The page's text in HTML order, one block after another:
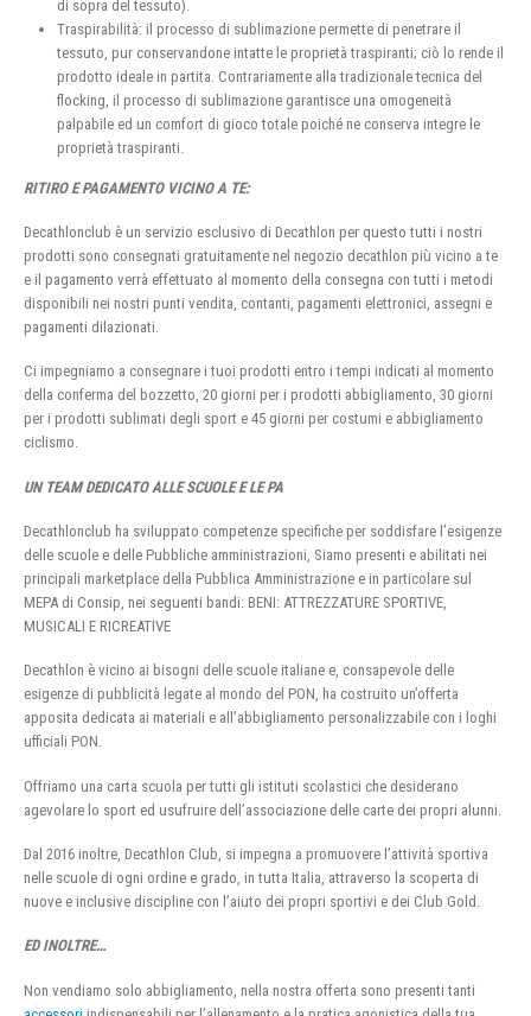
di sopra del tessuto).
Traspirabilità: il processo di sublimazione permette di penetrare il
tessuto, pur conservandone intatte le proprietà traspiranti; ciò lo rende il
prodotto ideale in partita. Contrariamente alla tradizionale tecnica del
flocking, il processo di sublimazione garantisce una omogeneità
palpabile ed un comfort di gioco totale poiché ne conserva integre le
proprietà traspiranti.
RITIRO E PAGAMENTO VICINO A TE:
Decathlonclub è un servizio esclusivo di Decathlon per questo tutti i nostri
prodotti sono consegnati gratuitamente nel negozio decathlon più vicino a te
e il pagamento verrà effettuato al momento della consegna con tutti i metodi
disponibili nei nostri punti vendita, contanti, pagamenti elettronici, assegni e
pagamenti dilazionati.
Ci impegniamo a consegnare i tuoi prodotti entro i tempi indicati al momento
della conferma del bozzetto, 20 giorni per i prodotti abbigliamento, 30 giorni
per i prodotti sublimati degli sport e 45 giorni per costumi e abbigliamento
ciclismo.
UN TEAM DEDICATO ALLE SCUOLE E LE PA
Decathlonclub ha sviluppato competenze specifiche per soddisfare l’esigenze
delle scuole e delle Pubbliche amministrazioni, Siamo presenti e abilitati nei
principali marketplace della Pubblica Amministrazione e in particolare sul
MEPA di Consip, nei seguenti bandi: BENI: ATTREZZATURE SPORTIVE,
MUSICALI E RICREATIVE
Decathlon è vicino ai bisogni delle scuole italiane e, consapevole delle
esigenze di pubblicità legate al mondo del PON, ha costruito un’offerta
apposita dedicata ai materiali e all’abbigliamento personalizzabile con i loghi
ufficiali PON.
Offriamo una carta scuola per tutti gli istituti scolastici che desiderano
agevolare lo sport ed usufruire dell’associazione delle carte dei propri alunni.
Dal 2016 inoltre, Decathlon Club, si impegna a promuovere l’attività sportiva
nelle scuole di ogni ordine e grado, in tutta Italia, attraverso la scoperta di
nuove e inclusive discipline con l’aiuto dei propri sportivi e dei Club Gold.
ED INOLTRE…
Non vendiamo solo abbigliamento, nella nostra offerta sono presenti tanti